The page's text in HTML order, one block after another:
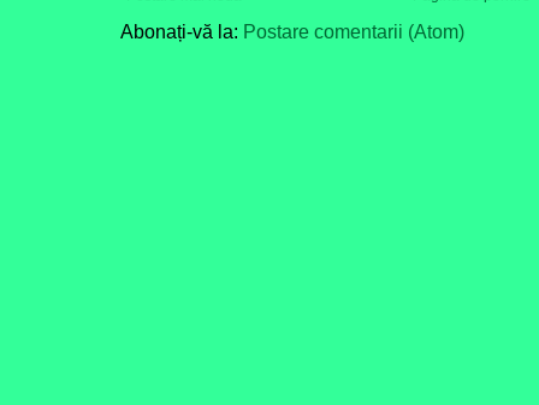
Abonați-vă la: Postare comentarii (Atom)